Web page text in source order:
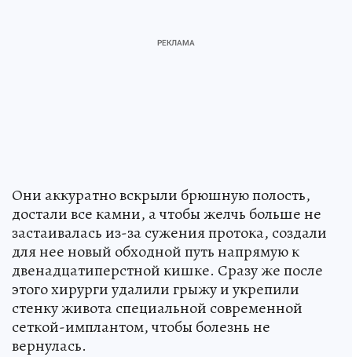
Они аккуратно вскрыли брюшную полость,
достали все камни, а чтобы желчь больше не
застаивалась из-за сужения протока, создали
для нее новый обходной путь напрямую к
двенадцатиперстной кишке. Сразу же после
этого хирурги удалили грыжу и укрепили
стенку живота специальной современной
сеткой-имплантом, чтобы болезнь не
вернулась.